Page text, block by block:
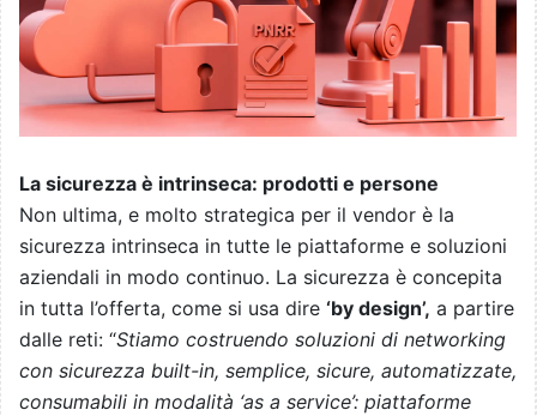
La sicurezza è intrinseca: prodotti e persone
Non ultima, e molto strategica per il vendor è la
sicurezza intrinseca in tutte le piattaforme e soluzioni
aziendali in modo continuo. La sicurezza è concepita
in tutta l’offerta, come si usa dire ‘by design’, a partire
dalle reti: “Stiamo costruendo soluzioni di networking
con sicurezza built-in, semplice, sicure, automatizzate,
consumabili in modalità ‘as a service’: piattaforme